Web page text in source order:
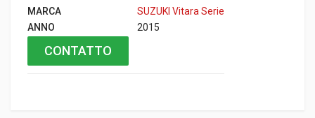
MARCA
SUZUKI Vitara Serie
ANNO
2015
CONTATTO